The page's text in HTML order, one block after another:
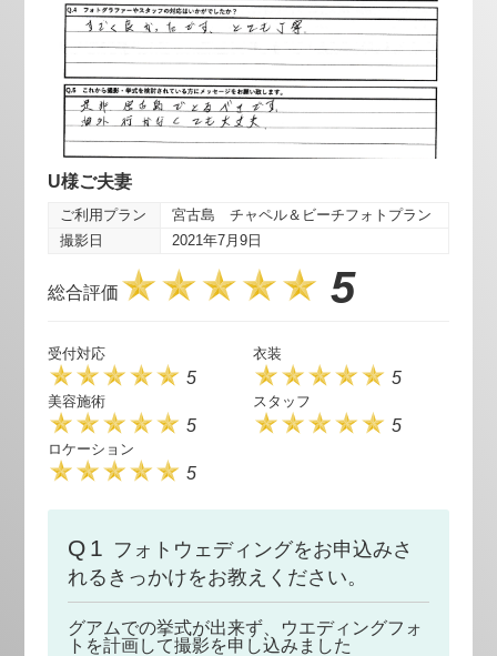
U様ご夫妻
ご利用プラン
宮古島 チャペル＆ビーチフォトプラン
撮影日
2021年7月9日
総合評価 5
受付対応
5
衣装
5
美容施術
5
スタッフ
5
ロケーション
5
Q1 フォトウェディングをお申込みさ
れるきっかけをお教えください。
グアムでの挙式が出来ず、ウエディングフォ
トを計画して撮影を申し込みました